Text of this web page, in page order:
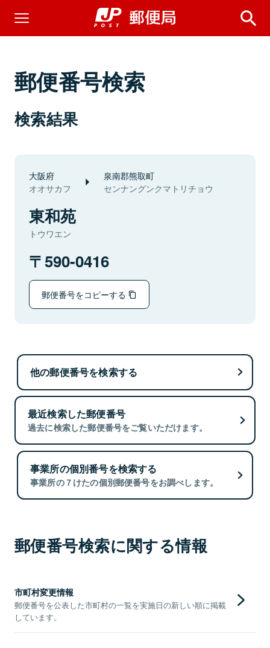
郵便番号検索
検索結果
大阪府
オオサカフ
泉南郡熊取町
センナングンクマトリチョウ
東和苑
トウワエン
590-0416
郵便番号をコピーする
他の郵便番号を検索する
最近検索した郵便番号
過去に検索した郵便番号をご覧いただけます。
事業所の個別番号を検索する
事業所の７けたの個別郵便番号をお調べします。
郵便番号検索に関する情報
市町村変更情報
郵便番号を公表した市町村の一覧を実施日の新しい順に掲載
しています。